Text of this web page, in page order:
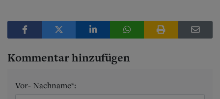
Kommentar hinzufügen
Vor- Nachname*: